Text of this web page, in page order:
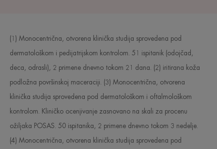
(1) Monocentrična, otvorena klinička studija sprovedena pod
dermatološkom i pedijatrijskom kontrolom. 51 ispitanik (odojčad,
deca, odrasli), 2 primene dnevno tokom 21 dana. (2) iritirana koža
podložna površinskoj maceraciji. (3) Monocentrična, otvorena
klinička studija sprovedena pod dermatološkom i oftalmološkom
kontrolom. Kliničko ocenjivanje zasnovano na skali za procenu
ožiljaka POSAS. 50 ispitanika, 2 primene dnevno tokom 3 nedelje.
(4) Monocentrična, otvorena klinička studija sprovedena pod